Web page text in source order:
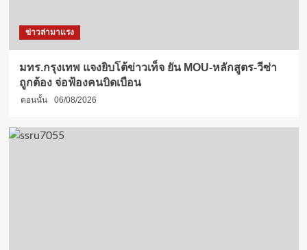
ข่าวล่ามาแรง
มทร.กรุงเทพ แจงยิบโต้ข่าวเท็จ ยัน MOU-หลักสูตร-วีซ่า
ถูกต้อง จ่อฟ้องคนบิดเบือน
ตอนนั้น 06/08/2026